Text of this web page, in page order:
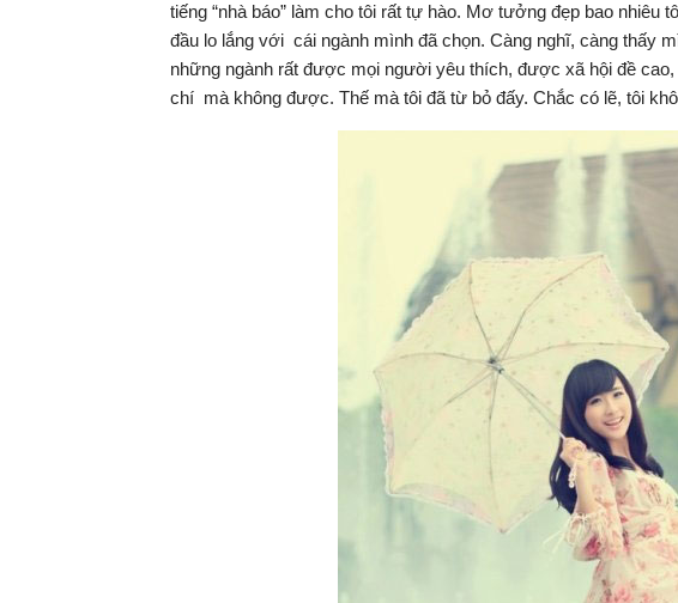
tiếng “nhà báo” làm cho tôi rất tự hào. Mơ tưởng đẹp bao nhiêu
đầu lo lắng với cái ngành mình đã chọn. Càng nghĩ, càng thấy
những ngành rất được mọi người yêu thích, được xã hội đề
chí mà không được. Thế mà tôi đã từ bỏ đấy. Chắc có lẽ, tôi